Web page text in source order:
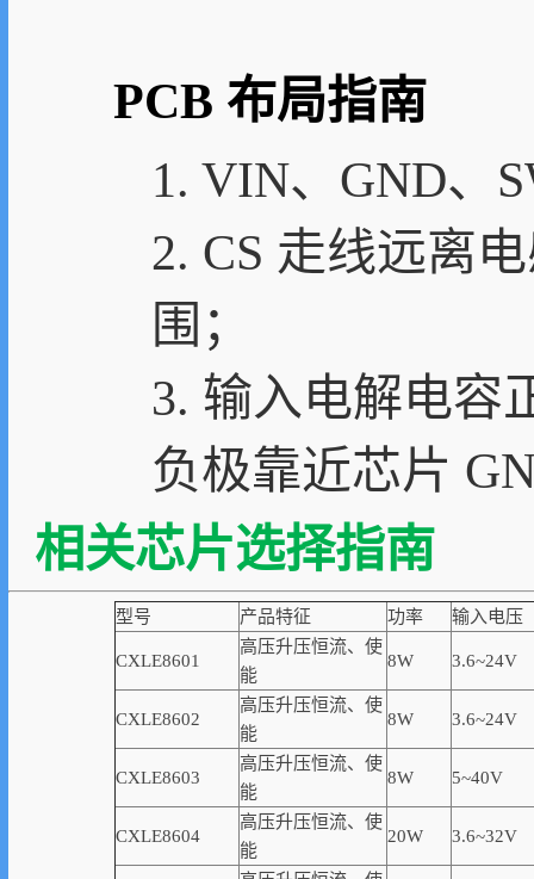
PCB 布局指南
1. VIN、GND、
2. CS 走线远离
围；
3. 输入电解电容
负极靠近芯片
相关芯片选择指南
型号 产品特征 功率 输入电压
CXLE8601
高压升压恒流、使
能
8W 3.6~24V
CXLE8602
高压升压恒流、使
能
8W 3.6~24V
CXLE8603
高压升压恒流、使
能
8W 5~40V
CXLE8604
高压升压恒流、使
能
20W 3.6~32V